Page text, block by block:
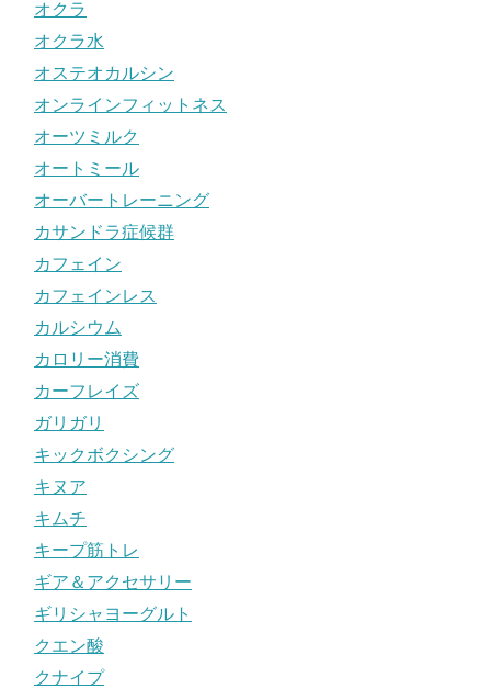
オクラ
オクラ水
オステオカルシン
オンラインフィットネス
オーツミルク
オートミール
オーバートレーニング
カサンドラ症候群
カフェイン
カフェインレス
カルシウム
カロリー消費
カーフレイズ
ガリガリ
キックボクシング
キヌア
キムチ
キープ筋トレ
ギア＆アクセサリー
ギリシャヨーグルト
クエン酸
クナイプ